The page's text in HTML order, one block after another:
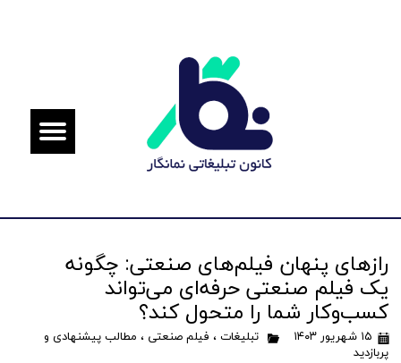
رازهای پنهان فیلم‌های صنعتی: چگونه
یک فیلم صنعتی حرفه‌ای می‌تواند
کسب‌وکار شما را متحول کند؟
۱۵ شهریور ۱۴۰۳ تبلیغات، فیلم صنعتی ، مطالب پیشنهادی و
پربازدید